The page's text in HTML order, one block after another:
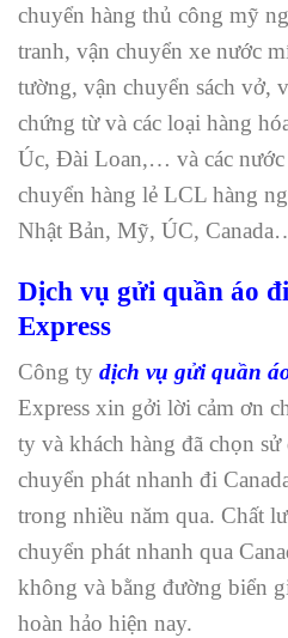
chuyển hàng thủ công mỹ
tranh, vận chuyển xe nước
tường, vận chuyển sách vở,
chứng từ và các loại hàng
Úc, Đài Loan,… và các nước
chuyển hàng lẻ LCL hàng
Nhật Bản, Mỹ, ÚC,
Dịch vụ gửi quần áo
Express
Công ty dịch vụ gửi quần
Express xin gởi lời cảm ơn
ty và khách hàng đã chọn
chuyển phát nhanh đi
trong nhiều năm qua. Chất
chuyển phát nhanh qua
không và bằng đường biển
hoàn hảo hiện nay.